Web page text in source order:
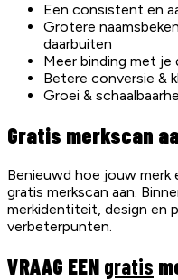
Een consistent en
Grotere
daarbuiten
Meer binding met je
Betere conversie &
Groei &
Gratis merkscan
Benieuwd hoe jouw
gratis merkscan aan.
merkidentiteit, design en
verbeterpunten.
VRAAG EEN gratis